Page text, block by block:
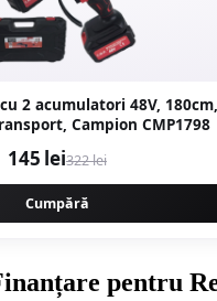
2 acumulatori 48V,
Campion CMP1798
145 lei322 lei
Cumpără
pentru